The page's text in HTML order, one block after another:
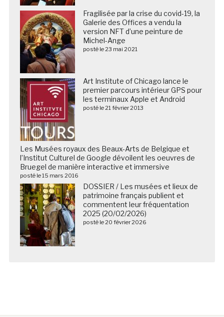
Fragilisée par la crise du covid-19, la
Galerie des Offices a vendu la
version NFT d’une peinture de
Michel-Ange
posté le 23 mai 2021
Art Institute of Chicago lance le
premier parcours intérieur GPS pour
les terminaux Apple et Android
posté le 21 février 2013
Les Musées royaux des Beaux-Arts de Belgique et
l’Institut Culturel de Google dévoilent les oeuvres de
Bruegel de manière interactive et immersive
posté le 15 mars 2016
DOSSIER / Les musées et lieux de
patrimoine français publient et
commentent leur fréquentation
2025 (20/02/2026)
posté le 20 février 2026